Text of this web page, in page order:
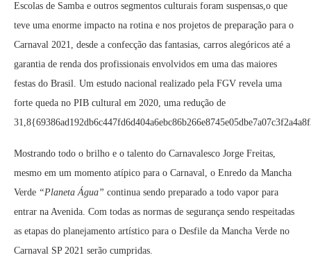
Escolas de Samba e outros segmentos culturais foram suspensas,o que
teve uma enorme impacto na rotina e nos projetos de preparação para o
Carnaval 2021, desde a confecção das fantasias, carros alegóricos até a
garantia de renda dos profissionais envolvidos em uma das maiores
festas do Brasil. Um estudo nacional realizado pela FGV revela uma
forte queda no PIB cultural em 2020, uma redução de
Mostrando todo o brilho e o talento do Carnavalesco Jorge Freitas,
mesmo em um momento atípico para o Carnaval, o Enredo da Mancha
Verde “Planeta Água” continua sendo preparado a todo vapor para
entrar na Avenida. Com todas as normas de segurança sendo respeitadas
as etapas do planejamento artístico para o Desfile da Mancha Verde no
Carnaval SP 2021 serão cumpridas.